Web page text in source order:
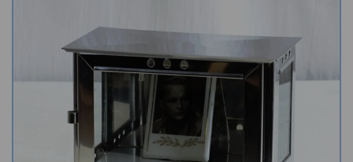
Chladící kostky a puky
Doplňky do kuchyně
Hřbitovní doplňky
Zvířecí náhrobky a pomníčky